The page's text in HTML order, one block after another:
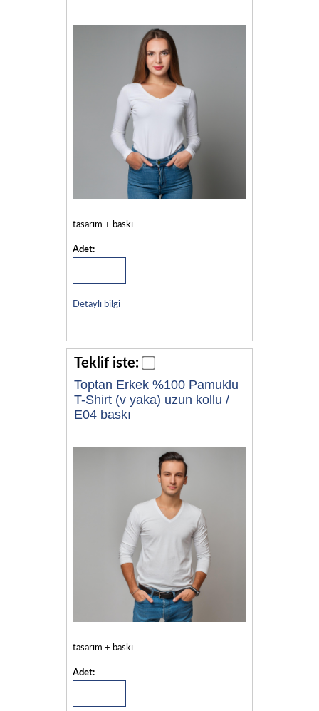
tasarım + baskı
Adet:
Detaylı bilgi
Teklif iste:
Toptan Erkek %100 Pamuklu
T-Shirt (v yaka) uzun kollu /
E04 baskı
tasarım + baskı
Adet: